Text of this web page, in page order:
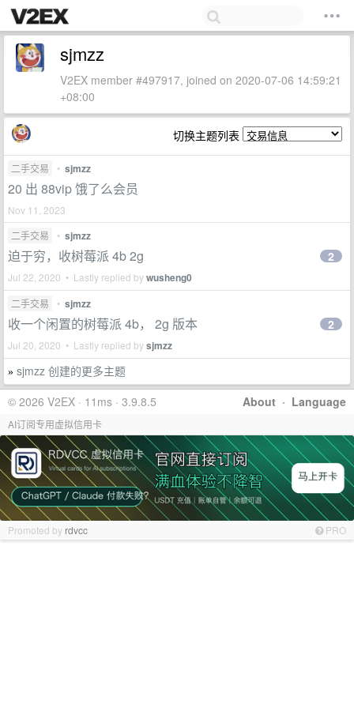
sjmzz
V2EX member #497917, joined on 2020-07-06 14:59:21
+08:00
切换主题列表
二手交易 • sjmzz
20 出 88vip 饿了么会员
Nov 11, 2023
二手交易
• sjmzz
迫于穷，收树莓派 4b 2g
Jul 22, 2020 • Lastly replied bywusheng0
2
二手交易 • sjmzz
收一个闲置的树莓派 4b， 2g 版本
Jul 20, 2020 • Lastly replied bysjmzz
2
» sjmzz 创建的更多主题
About · Language
© 2026 V2EX · 11ms · 3.9.8.5
AI订阅专用虚拟信用卡
Promoted by rdvcc PRO